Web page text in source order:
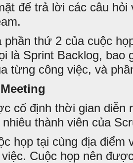
để trả lời các câu hỏi
phần thứ 2 của cuộc
là Sprint Backlog, bao
từng công việc, và
cố định thời gian diễn
thành viên của
họp tại cùng địa điểm
Cuộc họp nên